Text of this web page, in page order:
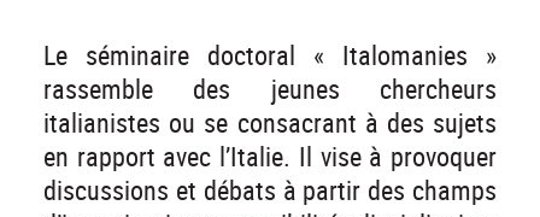
Le séminaire doctoral « Italomanies »
rassemble des jeunes chercheurs
italianistes ou se consacrant à des sujets
en rapport avec l’Italie. Il vise à provoquer
discussions et débats à partir des champs